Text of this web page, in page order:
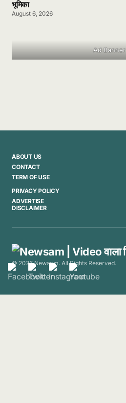
भूमिका
August 6, 2026
Ad Banner
ABOUT US
CONTACT
TERM OF USE
PRIVACY POLICY
ADVERTISE
DISCLAIMER
© 2026 Newsam. All Rights Reserved.